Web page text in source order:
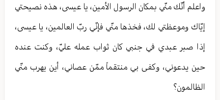
واعلم أنّك منّي بمكان الرسول الأمين، يا عيسى، هذه نصيحتي
إيّاك وموعظتي لك، فخذها منّي فإنّي ربّ العالمين، يا عيسى،
إذا صبر عبدي في جنبي كان ثواب عمله عليّ، وكنت عنده
حين يدعوني، وكفى بي منتقماً ممّن عصاني، أين يهرب منّي
الظالمون؟